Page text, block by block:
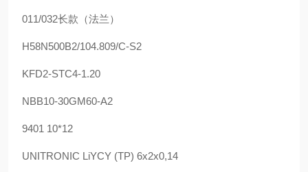
011/032长款（法兰）
H58N500B2/104.809/C-S2
KFD2-STC4-1.20
NBB10-30GM60-A2
9401 10*12
UNITRONIC LiYCY (TP) 6x2x0,14